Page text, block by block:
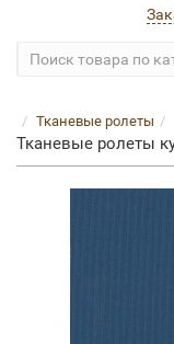
Тканевые ролеты
Тканевые ролеты